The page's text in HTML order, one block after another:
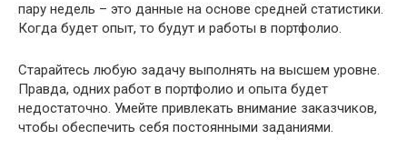
пару недель – это данные на основе средней статистики.
Когда будет опыт, то будут и работы в портфолио.
Старайтесь любую задачу выполнять на высшем уровне.
Правда, одних работ в портфолио и опыта будет
недостаточно. Умейте привлекать внимание заказчиков,
чтобы обеспечить себя постоянными заданиями.